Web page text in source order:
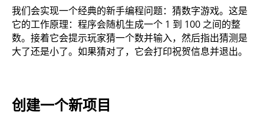
我们会实现一个经典的新手编程问题：猜数字游戏。这是
它的工作原理：程序会随机生成一个 1 到 100 之间的整
数。接着它会提示玩家猜一个数并输入，然后指出猜测是
大了还是小了。如果猜对了，它会打印祝贺信息并退出。
创建一个新项目